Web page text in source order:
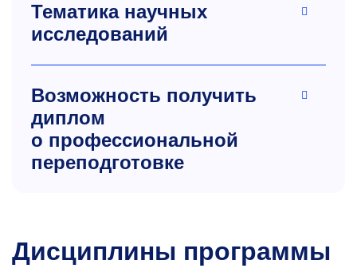
Тематика научных
исследований
Возможность получить
диплом
о профессиональной
переподготовке
Дисциплины программы